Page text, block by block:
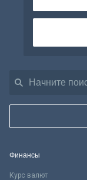
Финансы
Курс валют